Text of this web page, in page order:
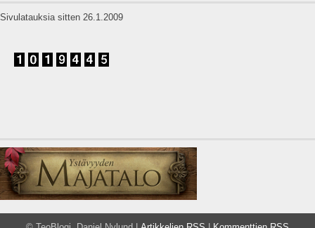
Sivulatauksia sitten 26.1.2009